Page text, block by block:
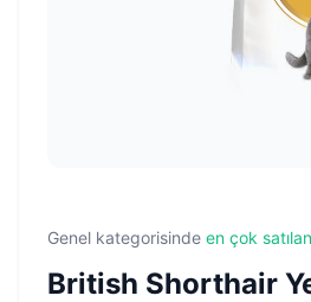
Genel kategorisinde en çok
British Shorthair